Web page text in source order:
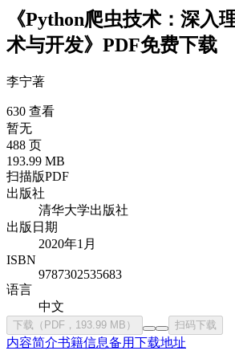
《Python爬虫技术：深入
术与开发》PDF免费下载
李宁著
630 查看
暂无
488 页
193.99 MB
扫描版PDF
出版社
清华大学出版社
出版日期
2020年1月
ISBN
9787302535683
语言
中文
下载（PDF，193.99 MB） 扫码下载
内容简介书籍信息备用下载地址